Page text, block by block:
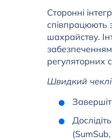
Сторонні
співпрацюють
шахрайству.
регуляторних
Швидкий